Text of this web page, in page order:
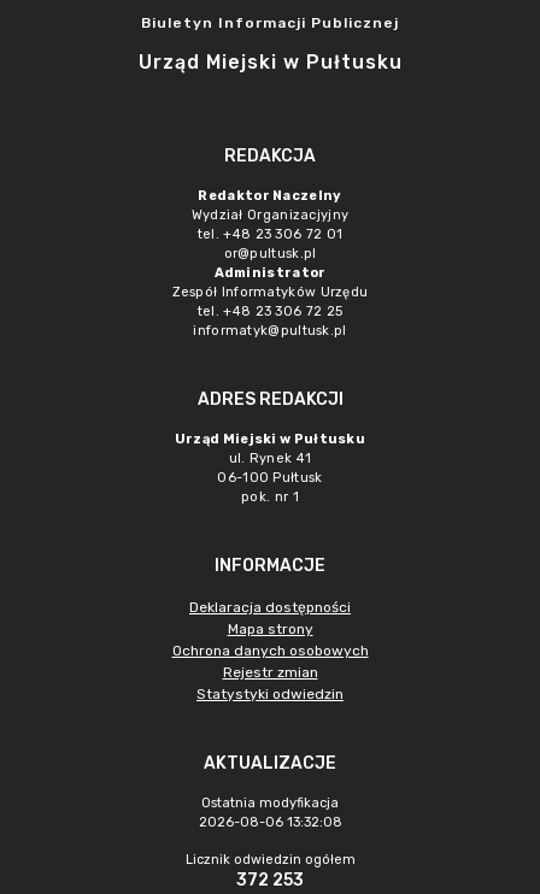
Biuletyn Informacji Publicznej
Urząd Miejski w Pułtusku
REDAKCJA
Redaktor Naczelny
Wydział Organizacjyjny
tel. +48 23 306 72 01
or@pultusk.pl
Administrator
Zespół Informatyków Urzędu
tel. +48 23 306 72 25
informatyk@pultusk.pl
ADRES REDAKCJI
Urząd Miejski w Pułtusku
ul. Rynek 41
06-100 Pułtusk
pok. nr 1
INFORMACJE
Deklaracja dostępności
Mapa strony
Ochrona danych osobowych
Rejestr zmian
Statystyki odwiedzin
AKTUALIZACJE
Ostatnia modyfikacja
2026-08-06 13:32:08
Licznik odwiedzin ogółem
372 253